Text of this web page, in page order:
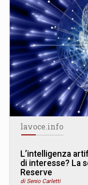
lavoce.info
L’intelligenza
di interesse? La
Reserve
di Senio Carletti